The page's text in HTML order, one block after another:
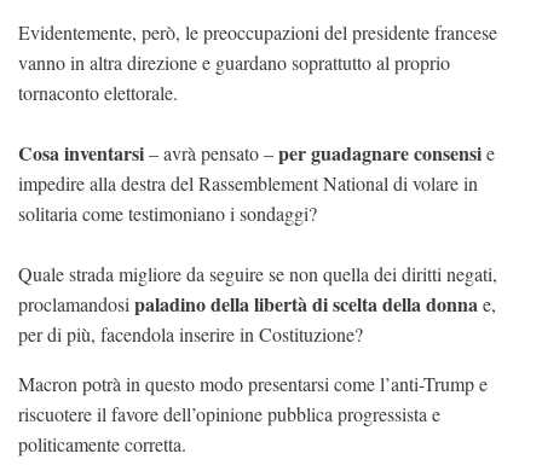
Evidentemente, però, le preoccupazioni del presidente francese
vanno in altra direzione e guardano soprattutto al proprio
tornaconto elettorale.
Cosa inventarsi– avrà pensato –per guadagnare consensie
impedire alla destra del Rassemblement National di volare in
solitaria come testimoniano i sondaggi?
Quale strada migliore da seguire se non quella dei diritti negati,
proclamandosi paladino della libertà di scelta della donnae,
per di più, facendola inserire in Costituzione?
Macron potrà in questo modo presentarsi come l’anti-Trump e
riscuotere il favore dell’opinione pubblica progressista e
politicamente corretta.